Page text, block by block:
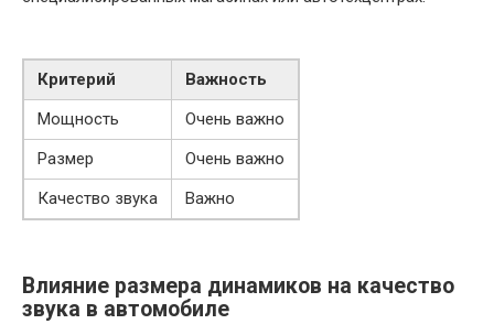
Критерий
Важность
Мощность
Очень важно
Размер
Очень важно
Качество звука
Важно
Влияние размера динамиков на качество
звука в автомобиле